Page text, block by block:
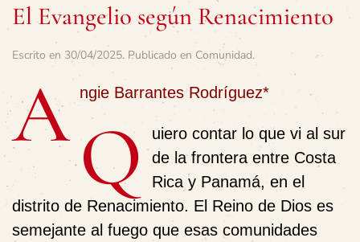
El Evangelio según Renacimiento
Escrito en 30/04/2025. Publicado en Comunidad.
A ngie Barrantes Rodríguez*
Q
uiero contar lo que vi al sur
de la frontera entre Costa
Rica y Panamá, en el
distrito de Renacimiento. El Reino de Dios es
semejante al fuego que esas comunidades